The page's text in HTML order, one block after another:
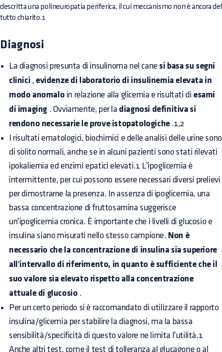
descritta una polineuropatia periferica, il cui meccanismo non è ancora del
tutto chiarito.1
Diagnosi
La diagnosi presunta di insulinoma nel cane si basa su segni
clinici , evidenze di laboratorio di insulinemia elevata in
modo anomalo in relazione alla glicemia e risultati di esami
di imaging . Ovviamente, per la diagnosi definitiva si
rendono necessarie le prove istopatologiche.1,2
I risultati ematologici, biochimici e delle analisi delle urine sono
di solito normali, anche se in alcuni pazienti sono stati rilevati
ipokaliemia ed enzimi epatici elevati.1 L'ipoglicemia è
intermittente, per cui possono essere necessari diversi prelievi
per dimostrarne la presenza. In assenza di ipoglicemia, una
bassa concentrazione di fruttosamina suggerisce
un'ipoglicemia cronica. È importante che i livelli di glucosio e
insulina siano misurati nello stesso campione. Non è
necessario che la concentrazione di insulina sia superiore
all'intervallo di riferimento, in quanto è sufficiente che il
suo valore sia elevato rispetto alla concentrazione
attuale di glucosio .
Per un certo periodo si è raccomandato di utilizzare il rapporto
insulina/glicemia per stabilire la diagnosi, ma la bassa
sensibilità/specificità di questo valore ne limita l'utilità.1
Anche altri test, come il test di tolleranza al glucagone o al